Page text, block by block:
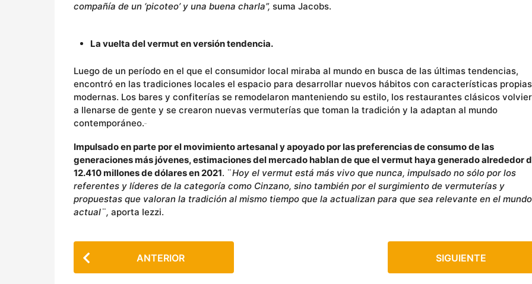
compañía de un ‘picoteo’ y una buena charla”, suma Jacobs.
La vuelta del vermut en versión tendencia.
Luego de un período en el que el consumidor local miraba al mundo en busca de las últimas tendencias,
encontró en las tradiciones locales el espacio para desarrollar nuevos hábitos con características
modernas. Los bares y confiterías se remodelaron manteniendo su estilo, los restaurantes clásicos
a llenarse de gente y se crearon nuevas vermuterías que toman la tradición y la adaptan al mundo
contemporáneo.
Impulsado en parte por el movimiento artesanal y apoyado por las preferencias de consumo de las
generaciones más jóvenes, estimaciones del mercado hablan de que el vermut haya generado alrededor
12.410 millones de dólares en 2021. ¨Hoy el vermut está más vivo que nunca, impulsado no sólo por los
referentes y líderes de la categoría como Cinzano, sino también por el surgimiento de vermuterías y
propuestas que valoran la tradición al mismo tiempo que la actualizan para que sea relevante en el mundo
actual¨, aporta Iezzi.
o
ANTERIOR SIGUIENTE